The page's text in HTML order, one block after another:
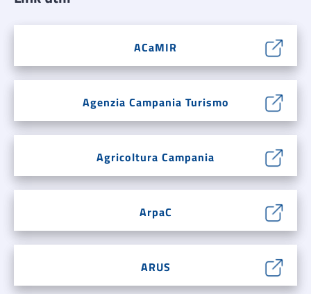
ACaMIR
Agenzia Campania Turismo
Agricoltura Campania
ArpaC
ARUS